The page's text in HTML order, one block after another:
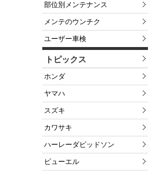
部位別メンテナンス
メンテのウンチク
ユーザー車検
トピックス
ホンダ
ヤマハ
スズキ
カワサキ
ハーレーダビッドソン
ビューエル